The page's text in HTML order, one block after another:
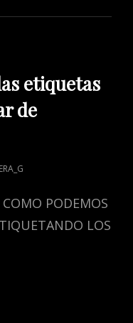
etiquetas
de
PODEMOS
LOS